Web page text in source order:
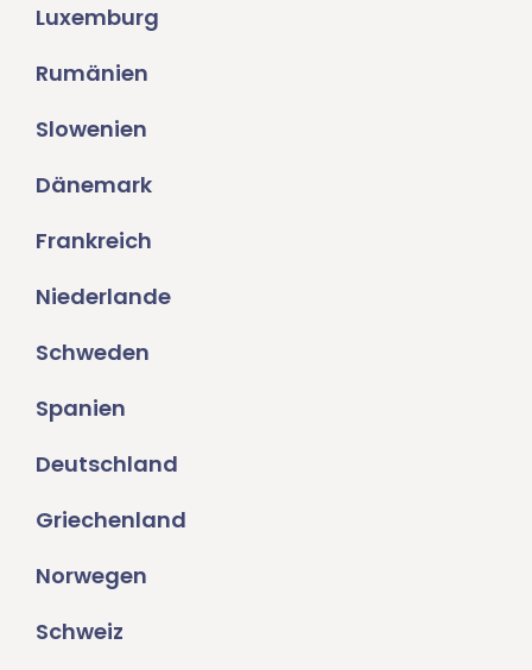
Luxemburg
Rumänien
Slowenien
Dänemark
Frankreich
Niederlande
Schweden
Spanien
Deutschland
Griechenland
Norwegen
Schweiz